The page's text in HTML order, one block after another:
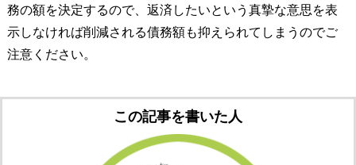
務の額を決定するので、返済したいという真摯な意思を表
示しなければ削減される債務額も抑えられてしまうのでご
注意ください。
この記事を書いた人